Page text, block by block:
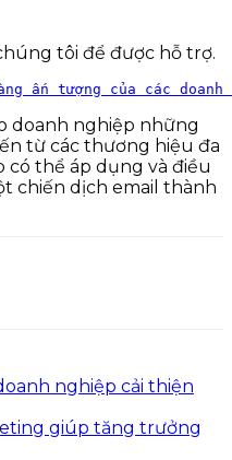
tôi để được hỗ trợ.
ấn tượng của các
doanh nghiệp những
từ các thương hiệu đa
có thể áp dụng và điều
chiến dịch email thành
nghiệp cải thiện
giúp tăng trưởng